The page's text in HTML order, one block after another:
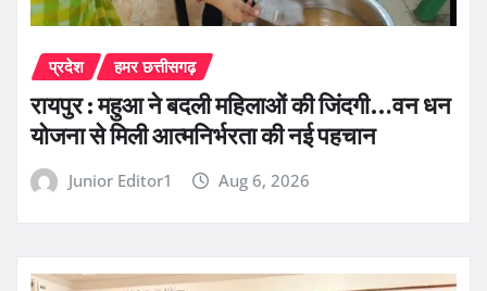
प्रदेश हमर छत्तीसगढ़
रायपुर : महुआ ने बदली महिलाओं की जिंदगी…वन धन
योजना से मिली आत्मनिर्भरता की नई पहचान
Junior Editor1 Aug 6, 2026